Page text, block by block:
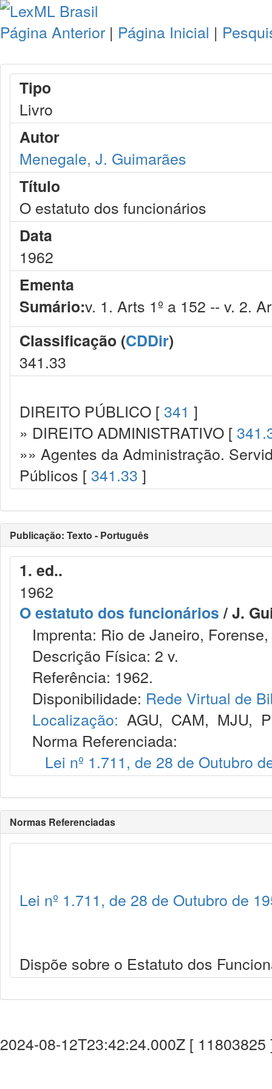
Página Anterior | Página Inicial |
Tipo
Livro
Autor
Menegale, J. Guimarães
Título
O estatuto dos funcionários
Data
1962
Ementa
Sumário:v. 1. Arts 1º a 152 -- v. 2.
Classificação (CDDir)
341.33
DIREITO PÚBLICO [ 341 ]
» DIREITO ADMINISTRATIVO [
»» Agentes da Administração.
Públicos [ 341.33 ]
Publicação: Texto - Português
1. ed..
1962
O estatuto dos funcionários/ J.
Imprenta: Rio de Janeiro,
Descrição Física: 2 v.
Referência: 1962.
Disponibilidade: Rede Virtual de
Localização: AGU, CAM, MJU,
Norma Referenciada:
Lei nº 1.711, de 28 de Outubro
Normas Referenciadas
Lei nº 1.711, de 28 de Outubro de
Dispõe sobre o Estatuto dos
2024-08-12T23:42:24.000Z [ 11803825